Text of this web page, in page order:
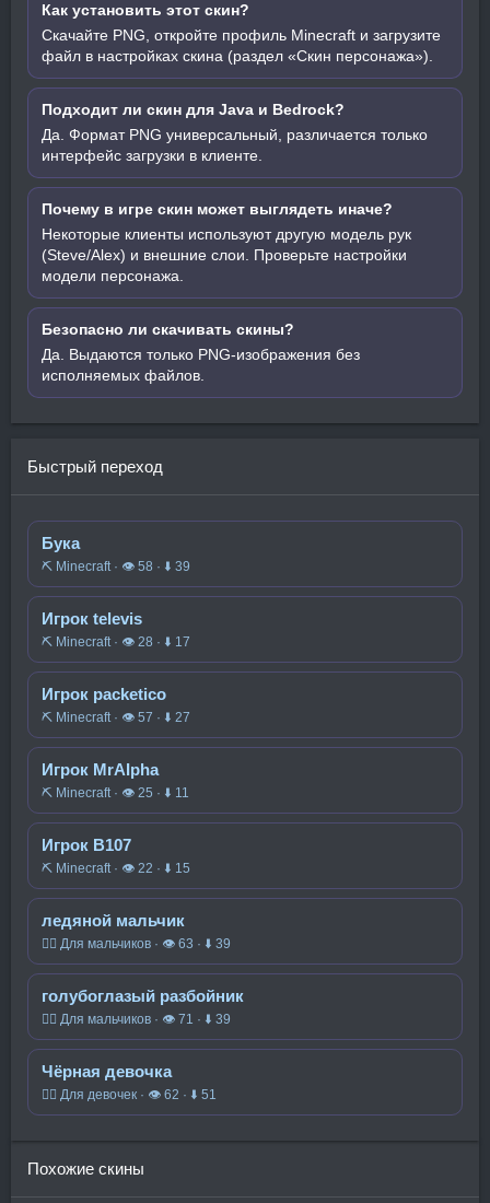
Как установить этот скин?
Скачайте PNG, откройте профиль Minecraft и загрузите
файл в настройках скина (раздел «Скин персонажа»).
Подходит ли скин для Java и Bedrock?
Да. Формат PNG универсальный, различается только
интерфейс загрузки в клиенте.
Почему в игре скин может выглядеть иначе?
Некоторые клиенты используют другую модель рук
(Steve/Alex) и внешние слои. Проверьте настройки
модели персонажа.
Безопасно ли скачивать скины?
Да. Выдаются только PNG-изображения без
исполняемых файлов.
Быстрый переход
Бука
⛏️ Minecraft · 👁 58 · ⬇ 39
Игрок televis
⛏️ Minecraft · 👁 28 · ⬇ 17
Игрок packetico
⛏️ Minecraft · 👁 57 · ⬇ 27
Игрок MrAIpha
⛏️ Minecraft · 👁 25 · ⬇ 11
Игрок B107
⛏️ Minecraft · 👁 22 · ⬇ 15
ледяной мальчик
🧍‍♂️ Для мальчиков · 👁 63 · ⬇ 39
голубоглазый разбойник
🧍‍♂️ Для мальчиков · 👁 71 · ⬇ 39
Чёрная девочка
🧍‍♀️ Для девочек · 👁 62 · ⬇ 51
Похожие скины